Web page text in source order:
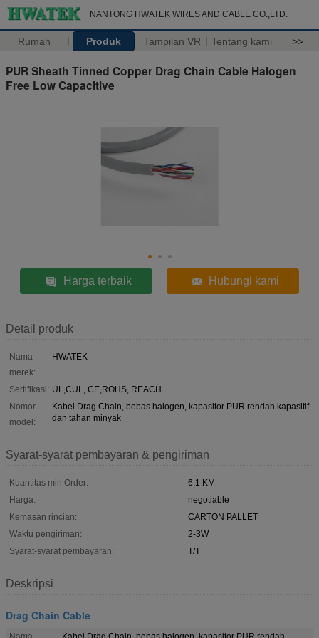
NANTONG HWATEK WIRES AND CABLE CO.,LTD.
Rumah Produk Tampilan VR Tentang kami >>
PUR Sheath Tinned Copper Drag Chain Cable Halogen
Free Low Capacitive
Harga terbaik Hubungi kami
Detail produk
Nama
merek:
HWATEK
Sertifikasi: UL,CUL, CE,ROHS, REACH
Nomor
model:
Kabel Drag Chain, bebas halogen, kapasitor PUR rendah kapasitif
dan tahan minyak
Syarat-syarat pembayaran & pengiriman
Kuantitas min Order:
6.1 KM
Harga:
negotiable
Kemasan rincian:
CARTON PALLET
Waktu pengiriman:
2-3W
Syarat-syarat pembayaran:
T/T
Deskripsi
Drag Chain Cable